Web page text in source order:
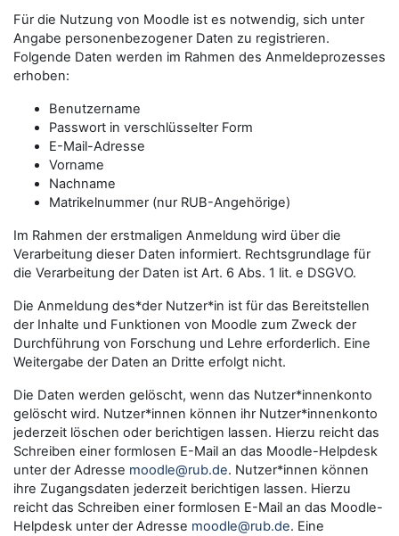
Für die Nutzung von Moodle ist es notwendig, sich unter
Angabe personenbezogener Daten zu registrieren.
Folgende Daten werden im Rahmen des Anmeldeprozesses
erhoben:
Benutzername
Passwort in verschlüsselter Form
E-Mail-Adresse
Vorname
Nachname
Matrikelnummer (nur RUB-Angehörige)
Im Rahmen der erstmaligen Anmeldung wird über die
Verarbeitung dieser Daten informiert. Rechtsgrundlage für
die Verarbeitung der Daten ist Art. 6 Abs. 1 lit. e DSGVO.
Die Anmeldung des*der Nutzer*in ist für das Bereitstellen
der Inhalte und Funktionen von Moodle zum Zweck der
Durchführung von Forschung und Lehre erforderlich. Eine
Weitergabe der Daten an Dritte erfolgt nicht.
Die Daten werden gelöscht, wenn das Nutzer*innenkonto
gelöscht wird. Nutzer*innen können ihr Nutzer*innenkonto
jederzeit löschen oder berichtigen lassen. Hierzu reicht das
Schreiben einer formlosen E-Mail an das Moodle-Helpdesk
unter der Adresse moodle@rub.de. Nutzer*innen können
ihre Zugangsdaten jederzeit berichtigen lassen. Hierzu
reicht das Schreiben einer formlosen E-Mail an das Moodle-
Helpdesk unter der Adresse moodle@rub.de. Eine